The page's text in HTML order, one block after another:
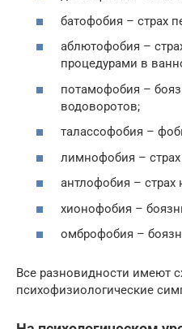
батофобия – страх
аблютофобия –
процедурами в
потамофобия –
водоворотов;
талассофобия –
лимнофобия – страх
антлофобия – страх
хионофобия –
омброфобия –
Все разновидности имеют
психофизиологические